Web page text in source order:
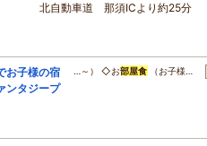
北自動車道 那須ICより約25分
お子様の宿
ンタジープ
…～） ◇お部屋食 （お子様…